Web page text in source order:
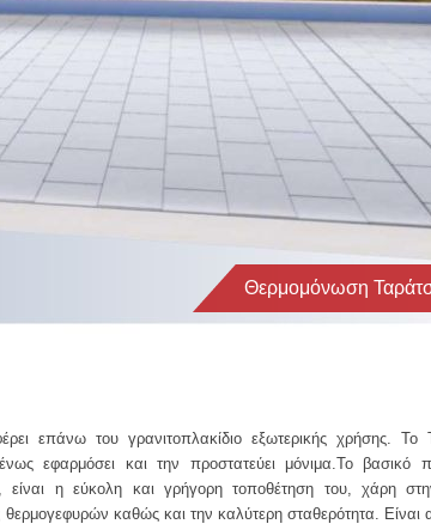
Θερμομόνωση
επάνω του γρανιτοπλακίδιο εξωτερικής χρήσης. Το
εφαρμόσει και την προστατεύει μόνιμα.Το βασικό
είναι η εύκολη και γρήγορη τοποθέτηση του, χάρη
καθώς και την καλύτερη σταθερότητα.